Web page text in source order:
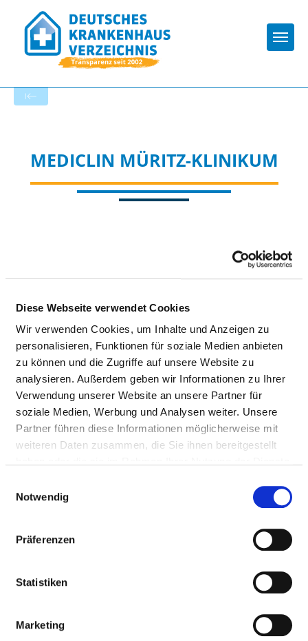
Diese Webseite verwendet Cookies
Wir verwenden Cookies, um Inhalte und Anzeigen zu
personalisieren, Funktionen für soziale Medien anbieten
zu können und die Zugriffe auf unsere Website zu
analysieren. Außerdem geben wir Informationen zu Ihrer
Verwendung unserer Website an unsere Partner für
soziale Medien, Werbung und Analysen weiter. Unsere
Partner führen diese Informationen möglicherweise mit
weiteren Daten zusammen, die Sie ihnen bereitgestellt
Notwendig
Präferenzen
Statistiken
Marketing
MEDICLIN MÜRITZ-KLINIKUM
BEHANDLUNGSGEBIETE
Behandlungsgebiete, für die Qualitätsergebnisse
ermittelt werden
GYNÄKOLOGISCHE OPERATIONEN:
OPERATIONEN AN DEN WEIBLICHEN
GESCHLECHTSORGANEN (OHNE OPERATIONEN
UND KIND KURZ VOR, WÄHREND UND KURZ
NACH DER GEBURT (PM-GEBH)
OBERSCHENKELHALSBRUCH: OPERATION
GEBROCHENEN KNOCHENTEILE DURCH EINE
METALLENE VERBINDUNG (HGV-OSFRAK)